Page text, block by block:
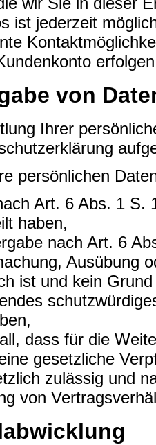
ist jederzeit
von
Ihrer
persönlichen
Art. 6 Abs. 1 S.
haben,
nach Art. 6
Ausübung
ist und kein
dass für die
gesetzliche
zulässig und
von